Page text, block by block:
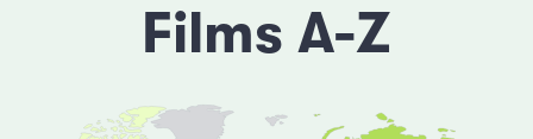
Films A-Z